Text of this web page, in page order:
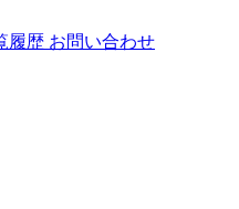
履歴 お問い合わせ